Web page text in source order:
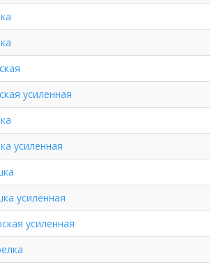
усиленная
усиленная
усиленная
усиленная